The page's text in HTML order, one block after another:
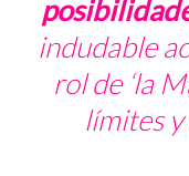
indudable
rol de ‘la
límitesy